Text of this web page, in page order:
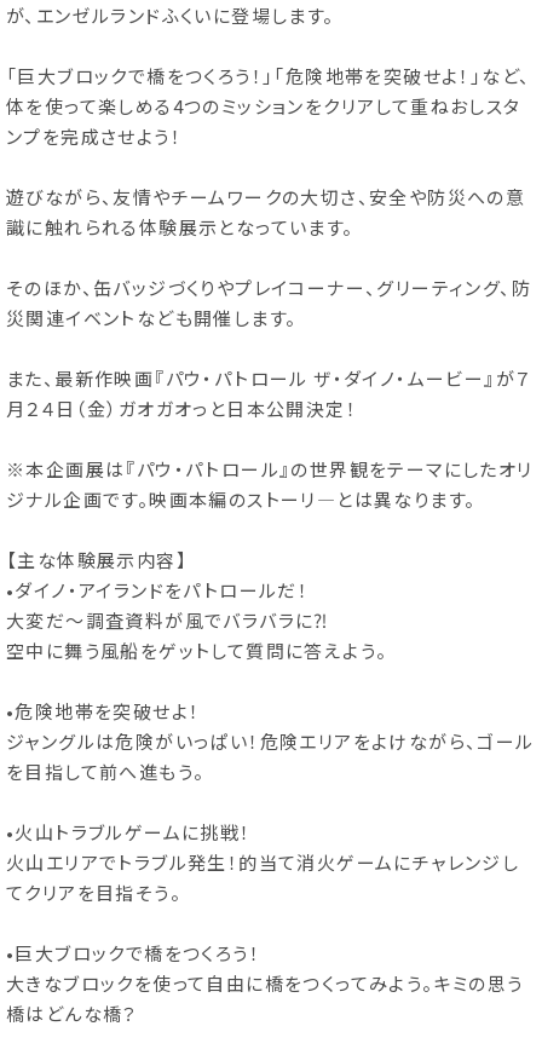
が、エンゼルランドふくいに登場します。
「巨大ブロックで橋をつくろう！」「危険地帯を突破せよ！」など、
体を使って楽しめる4つのミッションをクリアして重ねおしスタ
ンプを完成させよう！
遊びながら、友情やチームワークの大切さ、安全や防災への意
識に触れられる体験展示となっています。
そのほか、缶バッジづくりやプレイコーナー、グリーティング、防
災関連イベントなども開催します。
また、最新作映画『パウ・パトロール ザ・ダイノ・ムービー』が７
月２４日（金）ガオガオっと日本公開決定！
※本企画展は『パウ・パトロール』の世界観をテーマにしたオリ
ジナル企画です。映画本編のストーリ―とは異なります。
【主な体験展示内容】
•ダイノ・アイランドをパトロールだ！
大変だ～調査資料が風でバラバラに⁈
空中に舞う風船をゲットして質問に答えよう。
•危険地帯を突破せよ！
ジャングルは危険がいっぱい！危険エリアをよけながら、ゴール
を目指して前へ進もう。
•火山トラブルゲームに挑戦！
火山エリアでトラブル発生！的当て消火ゲームにチャレンジし
てクリアを目指そう。
•巨大ブロックで橋をつくろう！
大きなブロックを使って自由に橋をつくってみよう。キミの思う
橋はどんな橋？